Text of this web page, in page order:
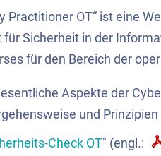
Practitioner OT“ ist eine
Sicherheit in der
für den Bereich der
Aspekte der
und
Check OT" (engl.: